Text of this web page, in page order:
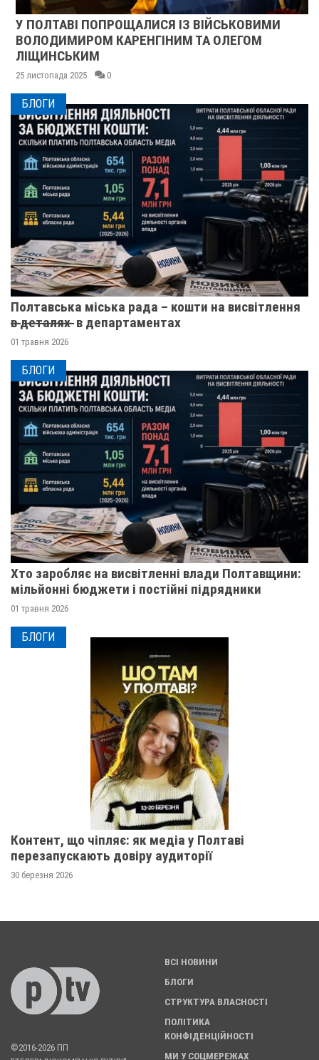
У ПОЛТАВІ ПОПРОЩАЛИСЯ ІЗ ВІЙСЬКОВИМИ
ВОЛОДИМИРОМ КАРЕНГІНИМ ТА ОЛЕГОМ
ЛІЩИНСЬКИМ
25 листопада 2025 0
БЛОГИ
Полтавська міська рада – кошти на висвітлення
в̶ ̶д̶е̶т̶а̶л̶я̶х̶ ̶ в департаментах
01 травня 2026
БЛОГИ
Хто заробляє на висвітленні влади Полтавщини:
мільйонні бюджети і постійні підрядники
01 травня 2026
БЛОГИ
Контент, що чіпляє: як медіа у Полтаві
перезапускають довіру аудиторії
30 березня 2026
©2016-2026 ПП
ВСІ НОВИНИ
БЛОГИ
СТРУКТУРА ВЛАСНОСТІ
ПОЛІТИКА
КОНФІДЕНЦІЙНОСТІ
МИ У СОЦМЕРЕЖАХ